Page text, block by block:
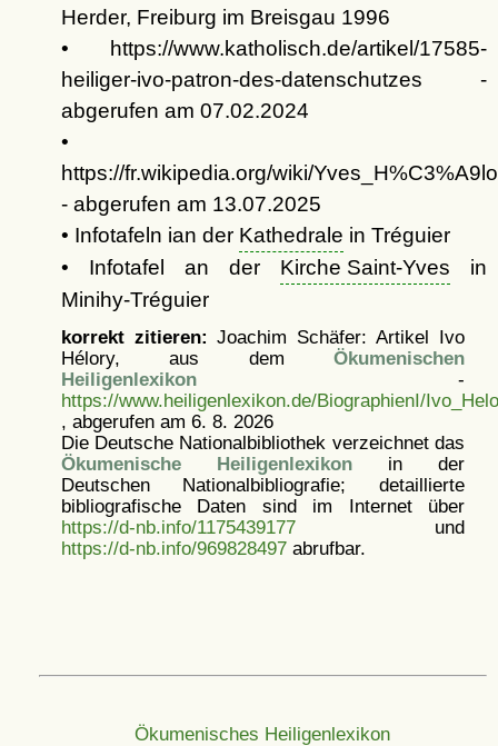
Herder, Freiburg im Breisgau 1996
• https://www.katholisch.de/artikel/17585-
heiliger-ivo-patron-des-datenschutzes -
abgerufen am 07.02.2024
•
https://fr.wikipedia.org/wiki/
- abgerufen am 13.07.2025
• Infotafeln ian der Kathedrale in Tréguier
• Infotafel an der Kirche Saint-Yves in
Minihy-Tréguier
korrekt zitieren: Joachim Schäfer: Artikel Ivo
Hélory, aus dem Ökumenischen
Heiligenlexikon-
https://www.heiligenlexikon.de/BiographienI/
, abgerufen am 6. 8. 2026
Die Deutsche Nationalbibliothek verzeichnet das
Ökumenische Heiligenlexikonin der
Deutschen Nationalbibliografie; detaillierte
bibliografische Daten sind im Internet über
https://d-nb.info/1175439177und
https://d-nb.info/969828497abrufbar.
Ökumenisches Heiligenlexikon